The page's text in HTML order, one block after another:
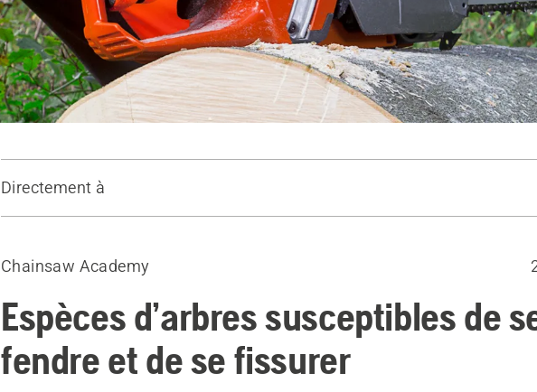
Directement à
Trait d’abattage plus haut
Racines en saillie et égobelage
Coupe en plongée dans l’entaille directionnelle
Chainsaw Academy
Espèces d’arbres susceptibles de
fendre et de se fissurer